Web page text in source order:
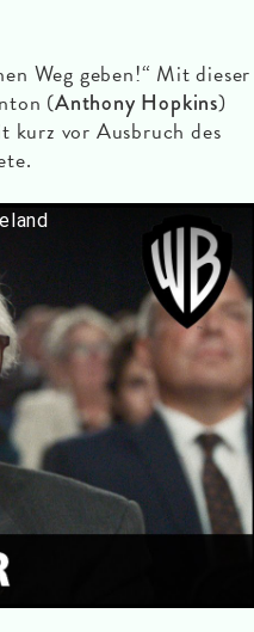
Weg geben!“ Mit dieser
(Anthony Hopkins)
kurz vor Ausbruch des